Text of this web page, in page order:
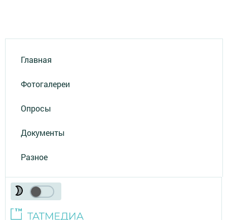
Главная
Фотогалереи
Опросы
Документы
Разное